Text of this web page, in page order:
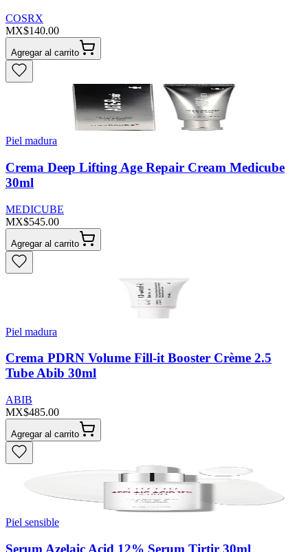
COSRX
MX$140.00
Agregar al carrito
Piel madura
Crema Deep Lifting Age Repair Cream Medicube
30ml
MEDICUBE
MX$545.00
Agregar al carrito
Piel madura
Crema PDRN Volume Fill-it Booster Crème 2.5
Tube Abib 30ml
ABIB
MX$485.00
Agregar al carrito
Piel sensible
Serum Azelaic Acid 12% Serum Tirtir 30ml